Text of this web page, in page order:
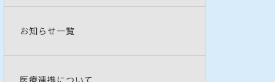
お知らせ一覧
医療連携について